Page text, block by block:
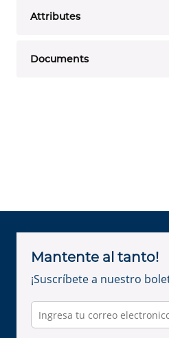
Attributes
Documents
Mantente al tanto!
¡Suscríbete a nuestro